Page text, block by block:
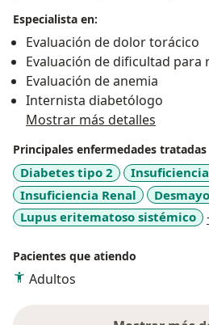
Especialista en:
Evaluación de dolor torácico
Evaluación de dificultad para
Evaluación de anemia
Internista diabetólogo
Mostrar más detalles
Principales enfermedades tratadas
Diabetes tipo 2
Insuficiencia Renal
Lupus eritematoso sistémico
Pacientes que atiendo
Adultos